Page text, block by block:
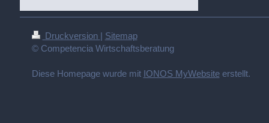
Druckversion | Sitemap
© Competencia Wirtschaftsberatung
Diese Homepage wurde mit IONOS MyWebsiteerstellt.